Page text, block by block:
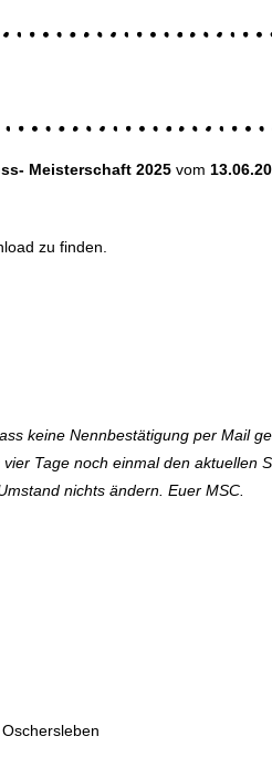
Meisterschaft 2025vom
zu finden.
keine Nennbestätigung per Mail
Tage noch einmal den aktuellen
nichts ändern. Euer MSC.